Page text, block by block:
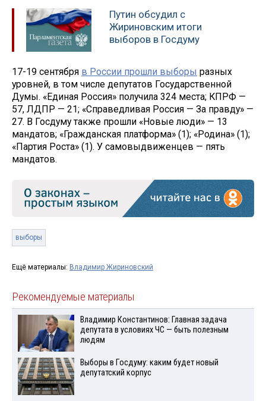
Путин обсудил с
Жириновским итоги
выборов в Госдуму
17-19 сентября в России прошли выборы разных
уровней, в том числе депутатов Государственной
Думы. «Единая Россия» получила 324 места; КПРФ —
57, ЛДПР — 21; «Справедливая Россия — За правду» —
27. В Госдуму также прошли «Новые люди» — 13
мандатов; «Гражданская платформа» (1); «Родина» (1);
«Партия Роста» (1). У самовыдвиженцев — пять
мандатов.
выборы
Ещё материалы: Владимир Жириновский
Рекомендуемые материалы
Владимир Константинов: Главная задача
депутата в условиях ЧС — быть полезным
людям
Выборы в Госдуму: каким будет новый
депутатский корпус